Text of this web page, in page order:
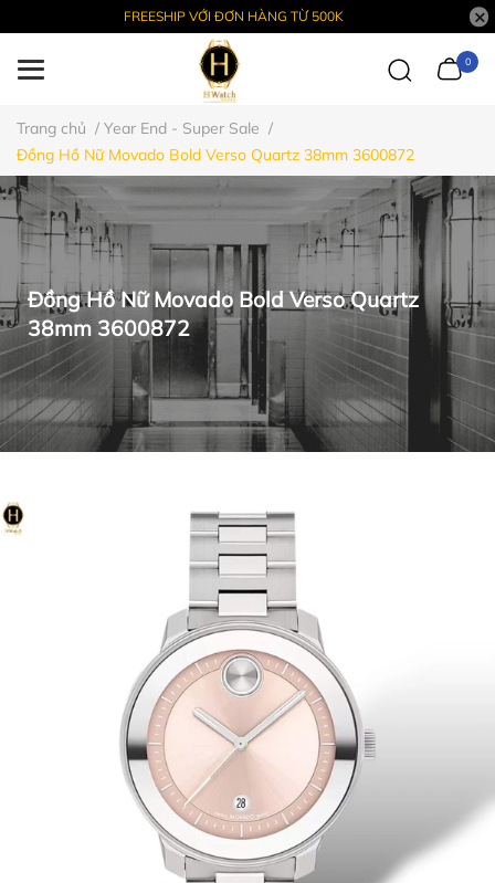
FREESHIP VỚI ĐƠN HÀNG TỪ 500K
0
Trang chủ / Year End - Super Sale /
Đồng Hồ Nữ Movado Bold Verso Quartz 38mm 3600872
Đồng Hồ Nữ Movado Bold Verso Quartz
38mm 3600872